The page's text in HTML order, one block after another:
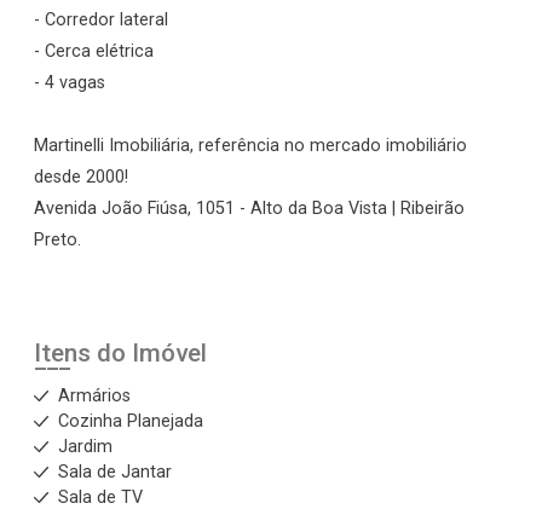
- Corredor lateral
- Cerca elétrica
- 4 vagas
Martinelli Imobiliária, referência no mercado imobiliário
desde 2000!
Avenida João Fiúsa, 1051 - Alto da Boa Vista | Ribeirão
Preto.
Itens do Imóvel
Armários
Cozinha Planejada
Jardim
Sala de Jantar
Sala de TV